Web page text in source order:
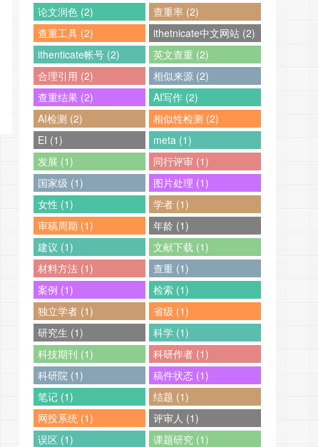
论文润色 (2)
查重率 (2)
查重工具 (2)
ithetnicate中文网站 (2)
ithenticate帐号 (2)
英文查重 (2)
合理引用 (2)
相似来源 (2)
查重结果 (2)
AI写作 (2)
AI检测 (2)
相似性检测 (2)
EI (1)
meta (1)
发展 (1)
同行评审 (1)
国家级 (1)
图片处理 (1)
女性 (1)
学者 (1)
审稿周期 (1)
年龄 (1)
建议 (1)
文献下载 (1)
材料方法 (1)
查重 (1)
案例 (1)
检索 (1)
独立学者 (1)
省级 (1)
研究生 (1)
科学 (1)
科技期刊 (1)
科研作者 (1)
科研院 (1)
稿件状态 (1)
笔记 (1)
结题 (1)
网投系统 (1)
评审人 (1)
误区 (1)
课题研究 (1)